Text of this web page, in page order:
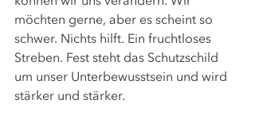
möchten gerne, aber es scheint so
schwer. Nichts hilft. Ein fruchtloses
Streben. Fest steht das Schutzschild
um unser Unterbewusstsein und wird
stärker und stärker.